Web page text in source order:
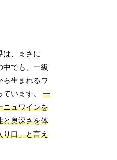
は、まさに
中でも、一級
ら生まれるワ
ています。一
ニュワインを
と奥深さを体
り口」と言え